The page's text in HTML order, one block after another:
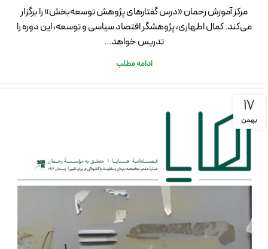
مرکز آموزش رحمان «درس گفتارهای پژوهش توسعه‌بخش» را برگزار
می‌کند. کمال اطهاری، پژوهشگر اقتصاد سیاسی و توسعه، این دوره را
تدریس خواهد...
ادامه مطلب
17
بهمن